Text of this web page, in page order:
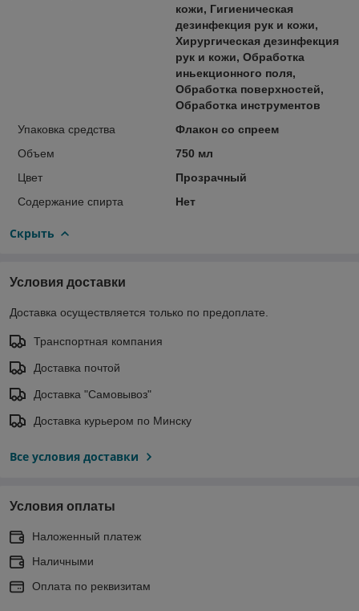
кожи, Гигиеническая
дезинфекция рук и кожи,
Хирургическая дезинфекция
рук и кожи, Обработка
иньекционного поля,
Обработка поверхностей,
Обработка инструментов
Упаковка средства
Флакон со спреем
Объем
750 мл
Цвет
Прозрачный
Содержание спирта
Нет
Скрыть
Условия доставки
Доставка осуществляется только по предоплате.
Транспортная компания
Доставка почтой
Доставка "Самовывоз"
Доставка курьером по Минску
Все условия доставки
Условия оплаты
Наложенный платеж
Наличными
Оплата по реквизитам